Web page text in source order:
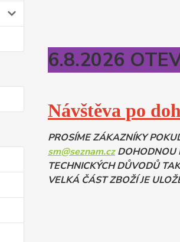
6.8.2026
Návštěva po
PROSÍME ZÁKAZNÍKY
sm@seznam.czDOHODNOU
TECHNICKÝCH DŮVODŮ
VELKÁ ČÁST ZBOŽÍ JE